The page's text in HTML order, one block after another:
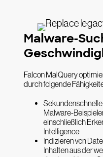
Malware-
Falcon MalQuery
durch folgende
Malware-
einschließlich
Intelligence
Indizieren von
Inhalten aus der